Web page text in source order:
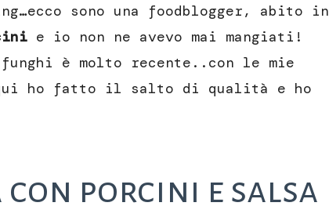
sono una foodblogger, abito in
e io non ne avevo mai mangiati!
è molto recente..con le mie
ho fatto il salto di qualità e ho
porcini e salsa